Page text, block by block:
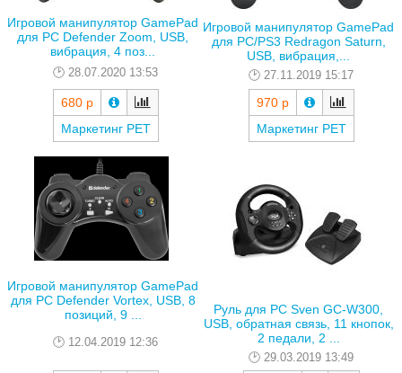
Игровой манипулятор GamePad
для PC Defender Zoom, USB,
вибрация, 4 поз...
28.07.2020 13:53
680 р
Маркетинг РЕТ
Игровой манипулятор GamePad
для PC/PS3 Redragon Saturn,
USB, вибрация,...
27.11.2019 15:17
970 р
Маркетинг РЕТ
Игровой манипулятор GamePad
для PC Defender Vortex, USB, 8
позиций, 9 ...
12.04.2019 12:36
Руль для PC Sven GC-W300,
USB, обратная связь, 11 кнопок,
2 педали, 2 ...
29.03.2019 13:49